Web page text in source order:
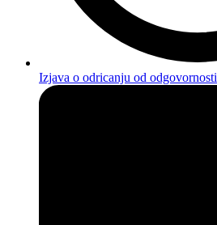
Izjava o odricanju od odgovornosti